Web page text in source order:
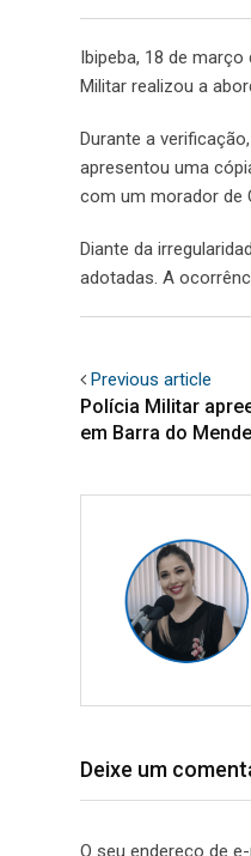
Ibipeba, 18 de
Militar realizou a
Durante a
apresentou uma
com um morador de
Diante da
adotadas. A
Previous article
Polícia Militar
em Barra do
Deixe um
O seu endereço de